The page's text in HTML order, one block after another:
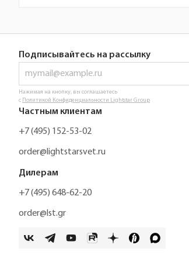
Подписывайтесь на рассылку
Нажимая на кнопку, вы соглашаетесь
с Политикой Конфиденциальности Lightstar Group
Частным клиентам
+7 (495) 152-53-02
order@lightstarsvet.ru
Дилерам
+7 (495) 648-62-20
order@lst.gr